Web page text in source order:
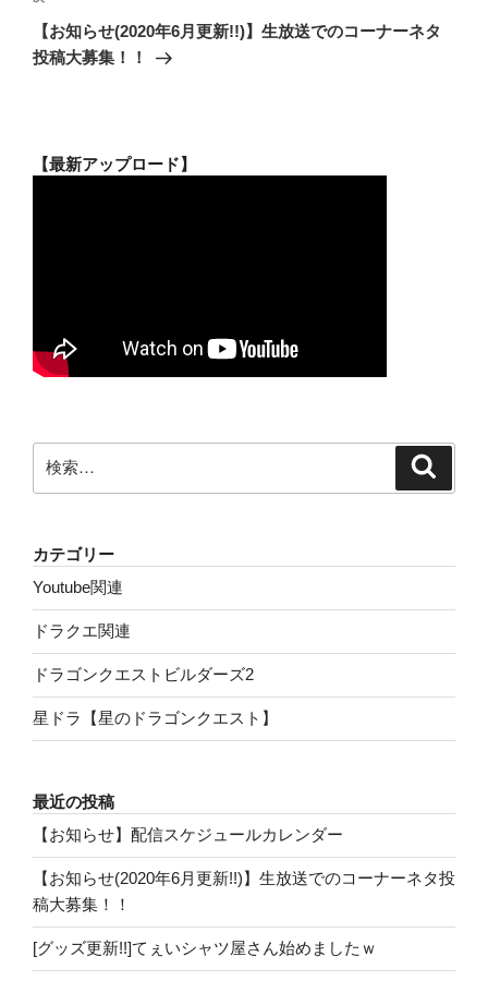
ー
シ
の
投
【お知らせ(2020年6月更新!!)】生放送でのコーナーネタ
投稿大募集！！
【最新アップロード】
索:
カテゴリー
Youtube関連
ドラクエ関連
ドラゴンクエストビルダーズ2
星ドラ【星のドラゴンクエスト】
最近の投稿
【お知らせ】配信スケジュールカレンダー
【お知らせ(2020年6月更新!!)】生放送でのコーナーネタ投
稿大募集！！
[グッズ更新!!]てぇいシャツ屋さん始めましたｗ